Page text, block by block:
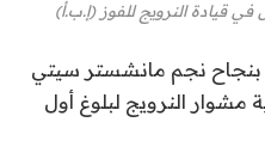
قيادة النرويج للفوز (إ.ب.أ)
بنجاح نجم مانشستر سيتي
(61) كانت بداية مشوار النرويج لبلوغ أول